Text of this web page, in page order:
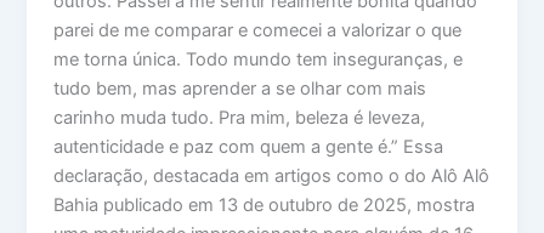
parei de me comparar e comecei a valorizar o que
me torna única. Todo mundo tem inseguranças, e
tudo bem, mas aprender a se olhar com mais
carinho muda tudo. Pra mim, beleza é leveza,
autenticidade e paz com quem a gente é.” Essa
declaração, destacada em artigos como o do Alô Alô
Bahia publicado em 13 de outubro de 2025, mostra